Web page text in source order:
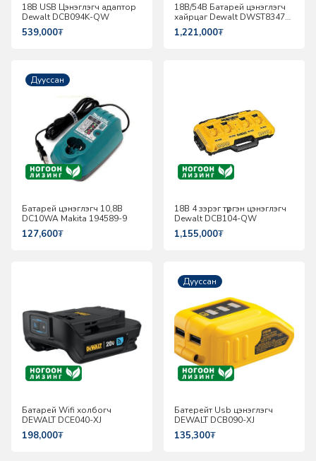
18В USB Цэнэглэгч адаптор
Dewalt DCB094K-QW
539,000₮
18В/54В Батарей цэнэглэгч
хайрцаг Dewalt DWST83471-
QW
1,221,000₮
Дууссан
Батарей цэнэглэгч 10,8В
DC10WA Makita 194589-9
127,600₮
18В 4 зэрэг түргэн цэнэглэгч
Dewalt DCB104-QW
1,155,000₮
Батарей Wifi холбогч
DEWALT DCE040-XJ
198,000₮
Дууссан
Батерейт Usb цэнэглэгч
DEWALT DCB090-XJ
135,300₮